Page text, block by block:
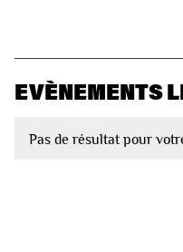
EVÈNEMENTS
Pas de résultat pour